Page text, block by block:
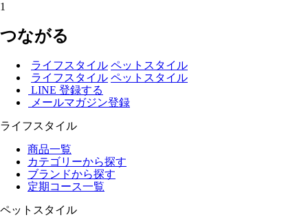
1
つながる
ライフスタイル ペットスタイル
ライフスタイル ペットスタイル
LINE 登録する
メールマガジン登録
ライフスタイル
商品一覧
カテゴリーから探す
ブランドから探す
定期コース一覧
ペットスタイル